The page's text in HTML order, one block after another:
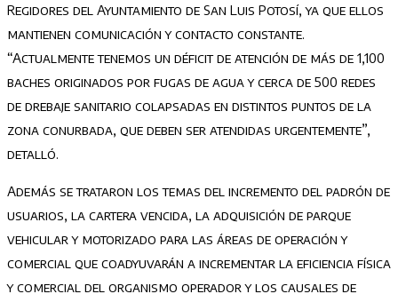
Regidores del Ayuntamiento de San Luis Potosí, ya que ellos
mantienen comunicación y contacto constante.
“Actualmente tenemos un déficit de atención de más de 1,100
baches originados por fugas de agua y cerca de 500 redes
de drebaje sanitario colapsadas en distintos puntos de la
zona conurbada, que deben ser atendidas urgentemente”,
detalló.
Además se trataron los temas del incremento del padrón de
usuarios, la cartera vencida, la adquisición de parque
vehicular y motorizado para las áreas de operación y
comercial que coadyuvarán a incrementar la eficiencia física
y comercial del organismo operador y los causales de